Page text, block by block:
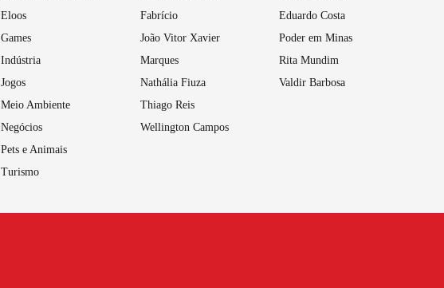
Eloos
Games
Indústria
Jogos
Meio Ambiente
Negócios
Pets e Animais
Turismo
Fabrício
João Vitor Xavier
Marques
Nathália Fiuza
Thiago Reis
Wellington Campos
Eduardo Costa
Poder em Minas
Rita Mundim
Valdir Barbosa